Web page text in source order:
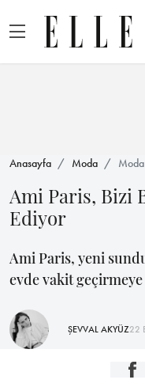
Anasayfa Moda
Ami Paris, Bizi
Ediyor
Ami Paris, yeni
evde vakit
ŞEVVAL AKYÜZ22